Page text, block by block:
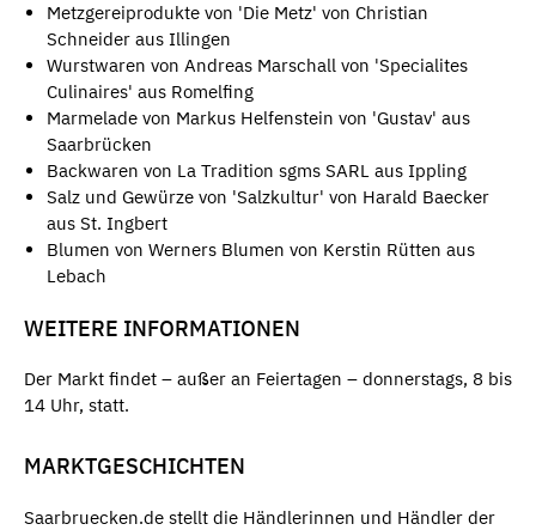
Metzgereiprodukte von 'Die Metz' von Christian
Schneider aus Illingen
Wurstwaren von Andreas Marschall von 'Specialites
Culinaires' aus Romelfing
Marmelade von Markus Helfenstein von 'Gustav' aus
Saarbrücken
Backwaren von La Tradition sgms SARL aus Ippling
Salz und Gewürze von 'Salzkultur' von Harald Baecker
aus St. Ingbert
Blumen von Werners Blumen von Kerstin Rütten aus
Lebach
WEITERE INFORMATIONEN
Der Markt findet – außer an Feiertagen – donnerstags, 8 bis
14 Uhr, statt.
MARKTGESCHICHTEN
Saarbruecken.de stellt die Händlerinnen und Händler der